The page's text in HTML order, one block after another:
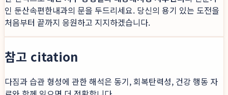
인 둔산속편한내과의 문을 두드리세요. 당신의 용기 있는 도전을
처음부터 끝까지 응원하고 지지하겠습니다.
참고 citation
다짐과 습관 형성에 관한 해석은 동기, 회복탄력성, 건강 행동 자